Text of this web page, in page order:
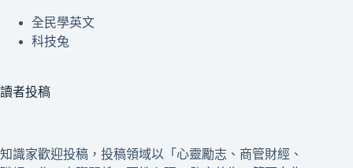
全民學英文
科技兔
讀者投稿
知識家歡迎投稿，投稿領域以「心靈勵志、商管財經、